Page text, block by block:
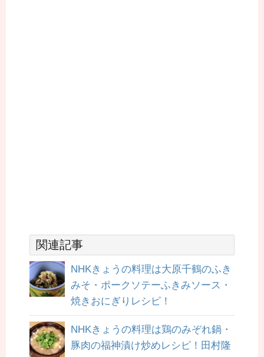
関連記事
NHKきょうの料理は大原千鶴のふき
みそ・ポークソテーふきみソース・
焼きおにぎりレシピ！
NHKきょうの料理は鶏のみぞれ鍋・
豚肉の福神漬け炒めレシピ！田村隆